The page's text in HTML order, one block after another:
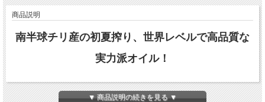
商品説明
南半球チリ産の初夏搾り、世界レベルで高品質な
実力派オイル！
▼ 商品説明の続きを見る ▼